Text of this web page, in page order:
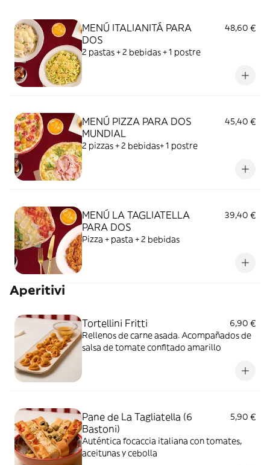
MENÚ ITALIANITÁ PARA
DOS
48,60 €
2 pastas + 2 bebidas + 1 postre
MENÚ PIZZA PARA DOS
MUNDIAL
45,40 €
2 pizzas + 2 bebidas+ 1 postre
MENÚ LA TAGLIATELLA
PARA DOS
39,40 €
Pizza + pasta + 2 bebidas
Aperitivi
Tortellini Fritti
6,90 €
Rellenos de carne asada. Acompañados de
salsa de tomate confitado amarillo
Pane de La Tagliatella (6
Bastoni)
5,90 €
Auténtica focaccia italiana con tomates,
aceitunas y cebolla